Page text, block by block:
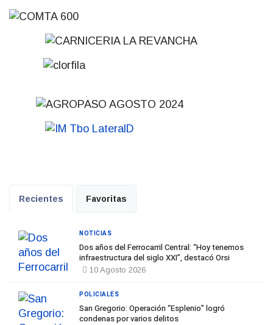
Recientes Favoritas
Dos años del Ferrocarril Central: “Hoy tenemos
infraestructura del siglo XXI”, destacó Orsi
10 Agosto 2026
NOTICIAS
San Gregorio: Operación “Esplenio” logró
condenas por varios delitos
POLICIALES